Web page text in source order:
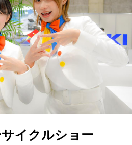
サイクルショー